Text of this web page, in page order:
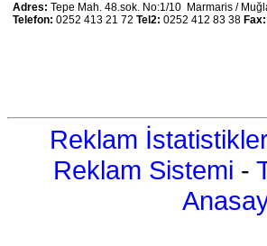
Adres: Tepe Mah. 48.sok. No:1/10 Marmaris /
Telefon: 0252 413 21 72 Tel2: 0252 412 83 38 Fax:
Reklam
Reklam Sistemi -